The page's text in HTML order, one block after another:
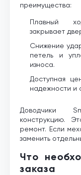
преимущества:
Плавный
закрывает
Снижение
петель и
износа.
Доступная
надежности и
Доводчики
конструкцию.
ремонт. Если
заменить
Что
заказа